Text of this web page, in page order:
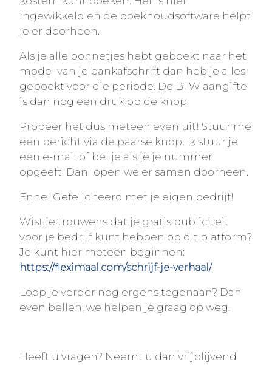
ingewikkeld en de boekhoudsoftware helpt
je er doorheen.
Als je alle bonnetjes hebt geboekt naar het
model van je bankafschrift dan heb je alles
geboekt voor die periode. De BTW aangifte
is dan nog een druk op de knop.
Probeer het dus meteen even uit! Stuur me
een bericht via de paarse knop. Ik stuur je
een e-mail of bel je als je je nummer
opgeeft. Dan lopen we er samen doorheen.
Enne! Gefeliciteerd met je eigen bedrijf!
Wist je trouwens dat je gratis publiciteit
voor je bedrijf kunt hebben op dit platform?
Je kunt hier meteen beginnen:
https://fleximaal.com/schrijf-je-verhaal/
Loop je verder nog ergens tegenaan? Dan
even bellen, we helpen je graag op weg.
Heeft u vragen? Neemt u dan vrijblijvend